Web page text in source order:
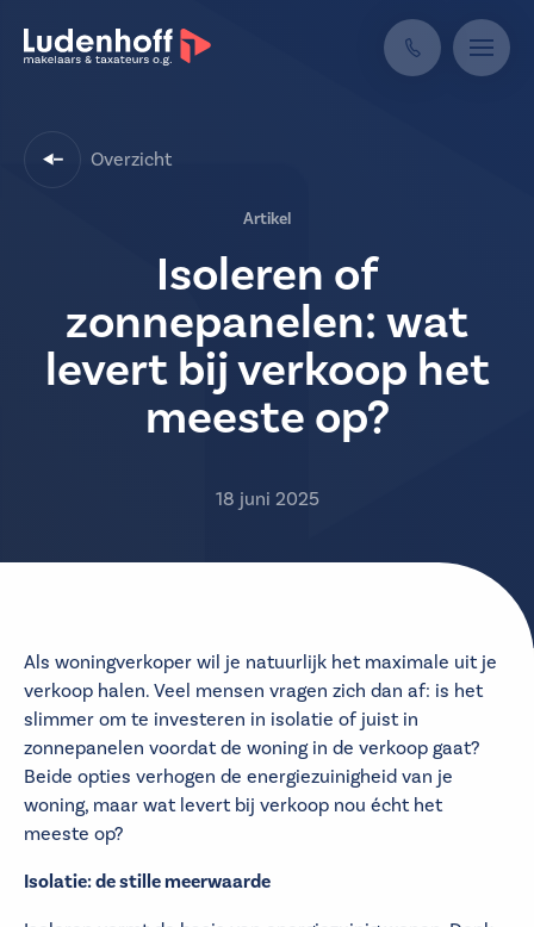
Overzicht
Artikel
Isoleren of
zonnepanelen: wat
levert bij verkoop het
meeste op?
18 juni 2025
Als woningverkoper wil je natuurlijk het maximale uit je
verkoop halen. Veel mensen vragen zich dan af: is het
slimmer om te investeren in isolatie of juist in
zonnepanelen voordat de woning in de verkoop gaat?
Beide opties verhogen de energiezuinigheid van je
woning, maar wat levert bij verkoop nou écht het
meeste op?
Isolatie: de stille meerwaarde